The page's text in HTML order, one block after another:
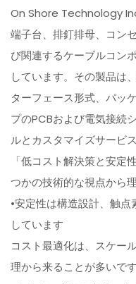
On Shore Technology
端子台、排釘排母、コン
び関連するケーブルコン
しています。その製品は
ターフェース形式、パッ
プのPCBおよび電気接続
ルとカスタマイズサービ
「低コスト解決策と安定
つかの技術的な視点から
•安定性は構造設計、触
しています
コスト最適化は、スケー
理から来ることが多いです